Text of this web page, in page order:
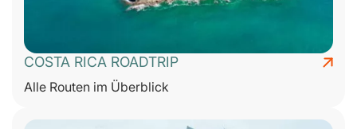
COSTA RICA ROADTRIP
Alle Routen im Überblick